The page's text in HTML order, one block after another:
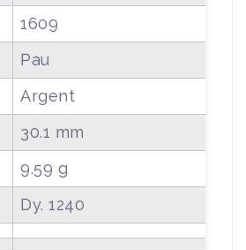
1609
Pau
Argent
30.1 mm
9.59 g
Dy. 1240